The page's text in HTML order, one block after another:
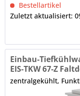
Bestellartikel
Zuletzt aktualisiert:
Einbau-
EIS-TKW 67-Z
zentralgekühlt,